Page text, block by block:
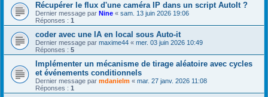
Récupérer le flux d'une caméra IP dans un script AutoIt ?
Dernier message par Nine « sam. 13 juin 2026 19:06
Réponses : 1
coder avec une IA en local sous Auto-it
Dernier message par maxime44 « mer. 03 juin 2026 10:49
Réponses : 5
Implémenter un mécanisme de tirage aléatoire avec cycles
et événements conditionnels
Dernier message par mdanielm « mar. 27 janv. 2026 11:08
Réponses : 1